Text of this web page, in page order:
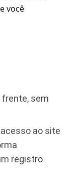
você
sem
ao site
registro